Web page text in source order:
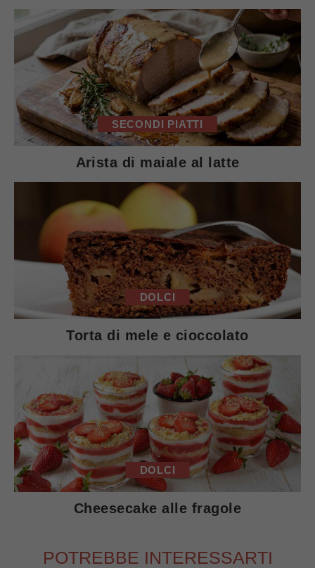
SECONDI PIATTI
Arista di maiale al latte
DOLCI
Torta di mele e cioccolato
DOLCI
Cheesecake alle fragole
POTREBBE INTERESSARTI